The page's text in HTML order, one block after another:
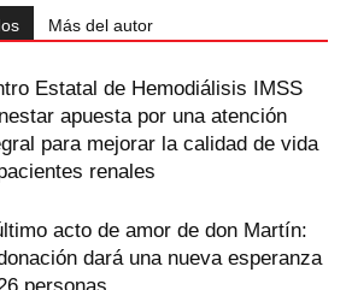
Más del autor
Estatal de Hemodiálisis IMSS
apuesta por una atención
para mejorar la calidad de vida
renales
acto de amor de don Martín:
dará una nueva esperanza